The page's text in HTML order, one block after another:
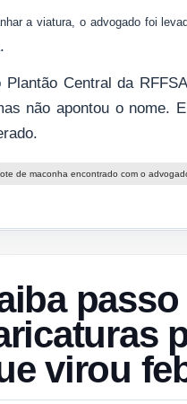
a viatura, o advogado foi
.
Plantão Central da
não apontou o nome.
de maconha encontrado com o
virou